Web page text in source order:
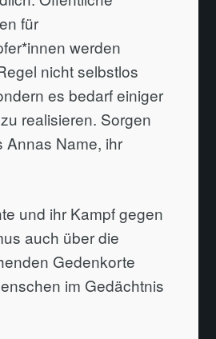
für
werden
nicht selbstlos
es bedarf einiger
realisieren. Sorgen
Annas Name, ihr
und ihr Kampf gegen
auch über die
Gedenkorte
im Gedächtnis